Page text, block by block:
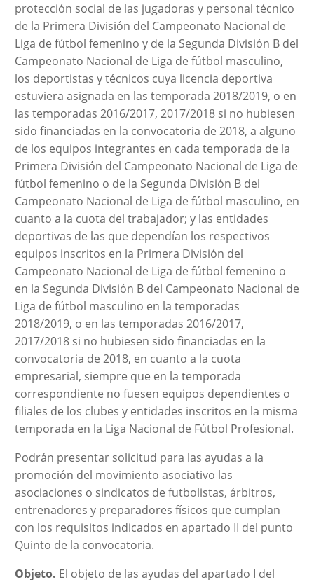
protección social de las jugadoras y personal técnico
de la Primera División del Campeonato Nacional de
Liga de fútbol femenino y de la Segunda División B del
Campeonato Nacional de Liga de fútbol masculino,
los deportistas y técnicos cuya licencia deportiva
estuviera asignada en las temporada 2018/2019, o en
las temporadas 2016/2017, 2017/2018 si no hubiesen
sido financiadas en la convocatoria de 2018, a alguno
de los equipos integrantes en cada temporada de la
Primera División del Campeonato Nacional de Liga de
fútbol femenino o de la Segunda División B del
Campeonato Nacional de Liga de fútbol masculino, en
cuanto a la cuota del trabajador; y las entidades
deportivas de las que dependían los respectivos
equipos inscritos en la Primera División del
Campeonato Nacional de Liga de fútbol femenino o
en la Segunda División B del Campeonato Nacional de
Liga de fútbol masculino en la temporadas
2018/2019, o en las temporadas 2016/2017,
2017/2018 si no hubiesen sido financiadas en la
convocatoria de 2018, en cuanto a la cuota
empresarial, siempre que en la temporada
correspondiente no fuesen equipos dependientes o
filiales de los clubes y entidades inscritos en la misma
temporada en la Liga Nacional de Fútbol Profesional.
Podrán presentar solicitud para las ayudas a la
promoción del movimiento asociativo las
asociaciones o sindicatos de futbolistas, árbitros,
entrenadores y preparadores físicos que cumplan
con los requisitos indicados en apartado II del punto
Quinto de la convocatoria.
Objeto. El objeto de las ayudas del apartado I del